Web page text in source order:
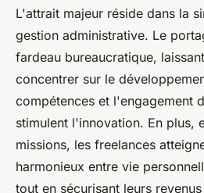
L'attrait majeur réside dans la
gestion administrative. Le
fardeau bureaucratique,
concentrer sur le
compétences et l'engagement
stimulent l'innovation. En plus,
missions, les freelances
harmonieux entre vie
tout en sécurisant leurs